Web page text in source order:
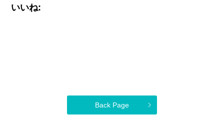
いいね:
Back Page